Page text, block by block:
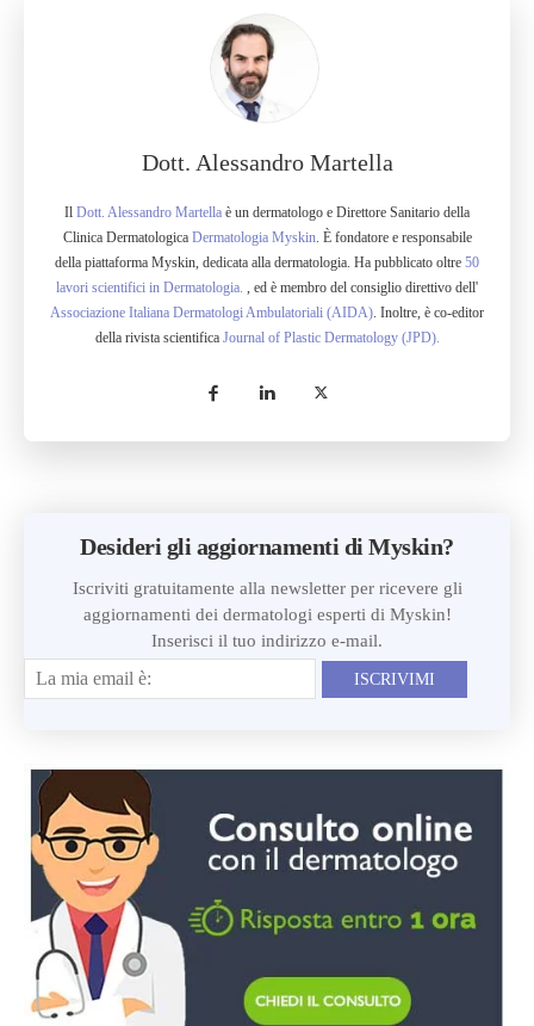
Dott. Alessandro Martella
Il Dott. Alessandro Martella è un dermatologo e Direttore Sanitario della
Clinica Dermatologica Dermatologia Myskin. È fondatore e responsabile
della piattaforma Myskin, dedicata alla dermatologia. Ha pubblicato oltre 50
lavori scientifici in Dermatologia. , ed è membro del consiglio direttivo dell'
Associazione Italiana Dermatologi Ambulatoriali (AIDA). Inoltre, è co-editor
della rivista scientifica Journal of Plastic Dermatology (JPD).
Desideri gli aggiornamenti di Myskin?
Iscriviti gratuitamente alla newsletter per ricevere gli
aggiornamenti dei dermatologi esperti di Myskin!
Inserisci il tuo indirizzo e-mail.
ISCRIVIMI